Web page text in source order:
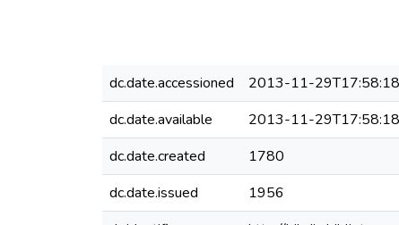
dc.date.accessioned
2013-11-
dc.date.available
2013-11-
dc.date.created
1780
dc.date.issued
1956